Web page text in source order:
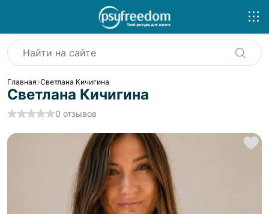
Главная Светлана Кичигина
Светлана Кичигина
0 отзывов